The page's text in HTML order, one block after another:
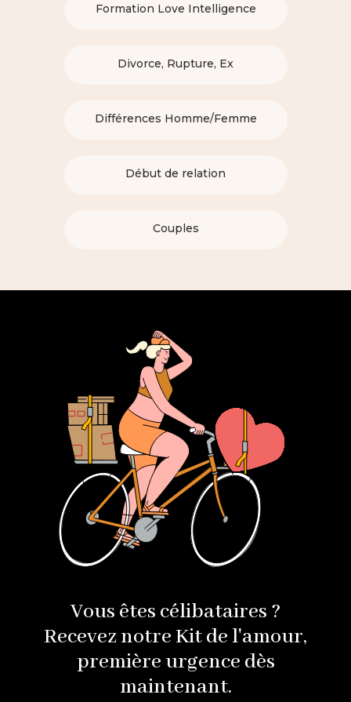
Formation Love Intelligence
Divorce, Rupture, Ex
Différences Homme/Femme
Début de relation
Couples
Vous êtes célibataires ?
Recevez notre Kit de l'amour,
première urgence dès
maintenant.